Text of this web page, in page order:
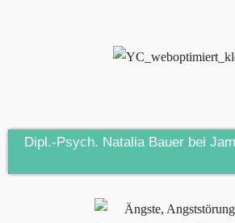
Dipl.-Psych. Natalia Bauer bei